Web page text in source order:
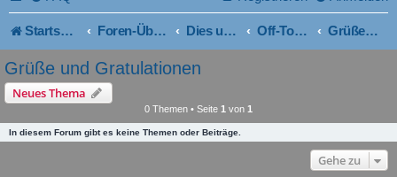
Startseite Foren-Übersicht Dies und Das - von allem was Off-Topic Grüße und Gratulationen
Grüße und Gratulationen
Neues Thema
0 Themen • Seite 1 von 1
In diesem Forum gibt es keine Themen oder Beiträge.
Gehe zu